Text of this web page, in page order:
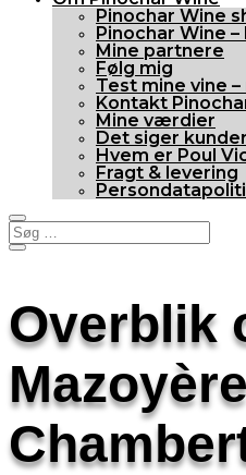
Pinochar Wine
Pinochar Wine –
Mine partnere
Følg mig
Test mine vine
Kontakt
Mine værdier
Det siger
Hvem er Poul
Fragt & levering
Overblik